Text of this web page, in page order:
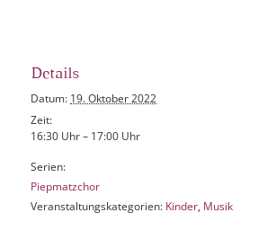
Details
Datum: 19. Oktober 2022
Zeit:
16:30 Uhr – 17:00 Uhr
Serien:
Piepmatzchor
Veranstaltungskategorien: Kinder, Musik